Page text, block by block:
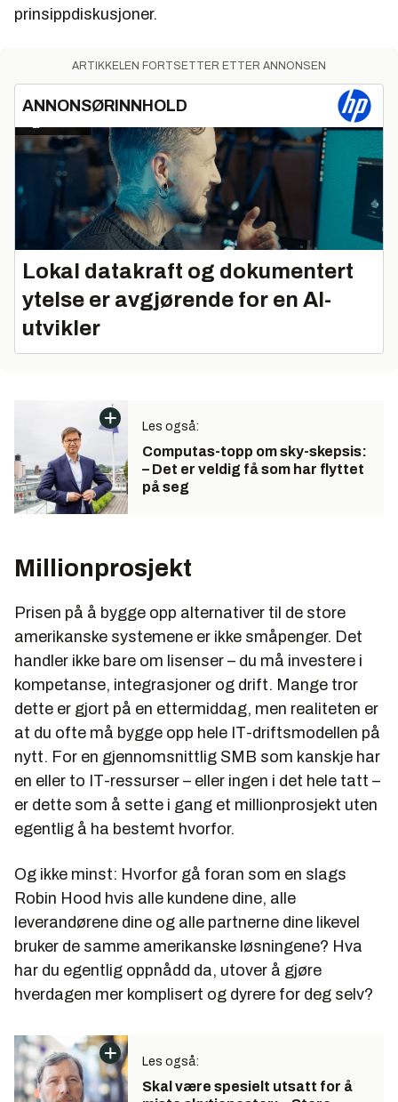
prinsippdiskusjoner.
ARTIKKELEN FORTSETTER ETTER ANNONSEN
ANNONSØRINNHOLD
Lokal datakraft og dokumentert
ytelse er avgjørende for en AI-
utvikler
Les også:
Computas-topp om sky-skepsis:
– Det er veldig få som har flyttet
på seg
Millionprosjekt
Prisen på å bygge opp alternativer til de store
amerikanske systemene er ikke småpenger. Det
handler ikke bare om lisenser – du må investere i
kompetanse, integrasjoner og drift. Mange tror
dette er gjort på en ettermiddag, men realiteten er
at du ofte må bygge opp hele IT-driftsmodellen på
nytt. For en gjennomsnittlig SMB som kanskje har
en eller to IT-ressurser – eller ingen i det hele tatt –
er dette som å sette i gang et millionprosjekt uten
egentlig å ha bestemt hvorfor.
Og ikke minst: Hvorfor gå foran som en slags
Robin Hood hvis alle kundene dine, alle
leverandørene dine og alle partnerne dine likevel
bruker de samme amerikanske løsningene? Hva
har du egentlig oppnådd da, utover å gjøre
hverdagen mer komplisert og dyrere for deg selv?
Les også:
Skal være spesielt utsatt for å